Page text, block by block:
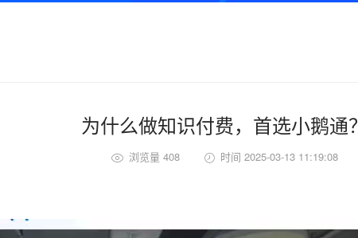
为什么做知识付费，首选小鹅通？
浏览量 408 时间 2025-03-13 11:19:08